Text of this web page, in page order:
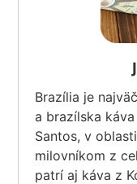
Brazília je
a brazílska
Santos, v
milovníkom z
patrí aj káva z